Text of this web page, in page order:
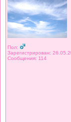
Пол:
Зарегистрирован:
Сообщения: 114